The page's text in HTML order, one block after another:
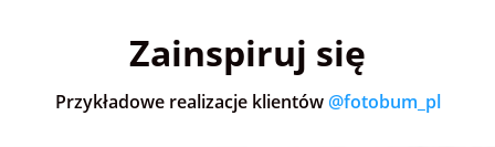
Zainspiruj się
Przykładowe realizacje klientów @fotobum_pl